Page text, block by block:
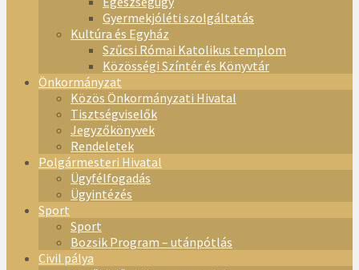
Gyermekjóléti szolgáltatás
Kultúra és Egyház
Szűcsi Római Katolikus templom
Közösségi Színtér és Könyvtár
Önkormányzat
Közös Önkormányzati Hivatal
Tisztségviselők
Jegyzőkönyvek
Rendeletek
Polgármesteri Hivatal
Ügyfélfogadás
Ügyintézés
Sport
Sport
Bozsik Program – utánpótlás
Civil pálya